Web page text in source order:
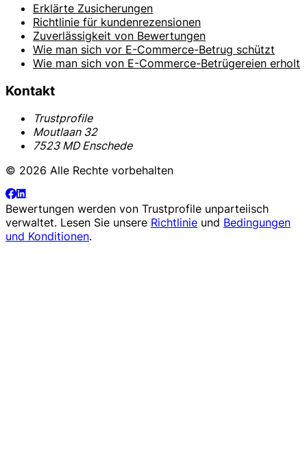
Erklärte Zusicherungen
Richtlinie für kundenrezensionen
Zuverlässigkeit von Bewertungen
Wie man sich vor E-Commerce-Betrug schützt
Wie man sich von E-Commerce-Betrügereien erholt
Kontakt
Trustprofile
Moutlaan 32
7523 MD Enschede
© 2026 Alle Rechte vorbehalten
Bewertungen werden von Trustprofile unparteiisch
verwaltet. Lesen Sie unsere Richtlinie und Bedingungen
und Konditionen.